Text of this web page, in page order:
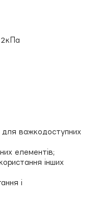
для важкодоступних
елементів;
інших
і